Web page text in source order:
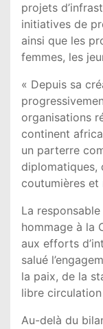
projets
initiatives de
ainsi que les
femmes, les
« Depuis sa
organisations
continent
un parterre
diplomatiques,
coutumières et
La
hommage à la
aux efforts
salué
la paix, de la
libre circulation
Au-delà du